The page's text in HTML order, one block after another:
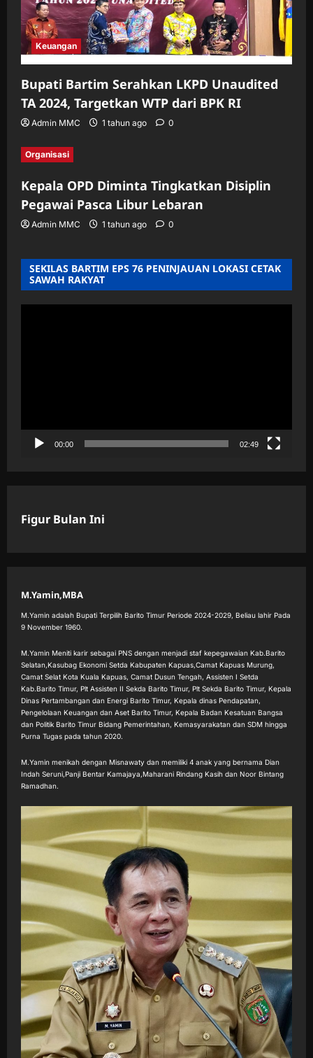
Keuangan
Bupati Bartim Serahkan LKPD Unaudited
TA 2024, Targetkan WTP dari BPK RI
Admin MMC 1 tahun ago 0
Organisasi
Kepala OPD Diminta Tingkatkan Disiplin
Pegawai Pasca Libur Lebaran
Admin MMC 1 tahun ago 0
SEKILAS BARTIM EPS 76 PENINJAUAN LOKASI CETAK
SAWAH RAKYAT
00:00 02:49
Figur Bulan Ini
M.Yamin,MBA
M.Yamin adalah Bupati Terpilih Barito Timur Periode 2024-2029, Beliau lahir Pada
9 November 1960.
M.Yamin Meniti karir sebagai PNS dengan menjadi staf kepegawaian Kab.Barito
Selatan,Kasubag Ekonomi Setda Kabupaten Kapuas,Camat Kapuas Murung,
Camat Selat Kota Kuala Kapuas, Camat Dusun Tengah, Assisten I Setda
Kab.Barito Timur, Plt Assisten II Sekda Barito Timur, Plt Sekda Barito Timur, Kepala
Dinas Pertambangan dan Energi Barito Timur, Kepala dinas Pendapatan,
Pengelolaan Keuangan dan Aset Barito Timur, Kepala Badan Kesatuan Bangsa
dan Politik Barito Timur Bidang Pemerintahan, Kemasyarakatan dan SDM hingga
Purna Tugas pada tahun 2020.
M.Yamin menikah dengan Misnawaty dan memiliki 4 anak yang bernama Dian
Indah Seruni,Panji Bentar Kamajaya,Maharani Rindang Kasih dan Noor Bintang
Ramadhan.